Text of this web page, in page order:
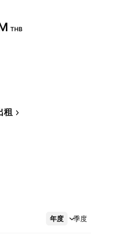
THB
租
年度 季度
更多